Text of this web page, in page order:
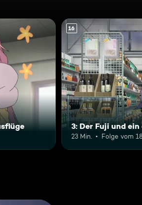
16
3: Der Fuji und
23 Min. Folge vom